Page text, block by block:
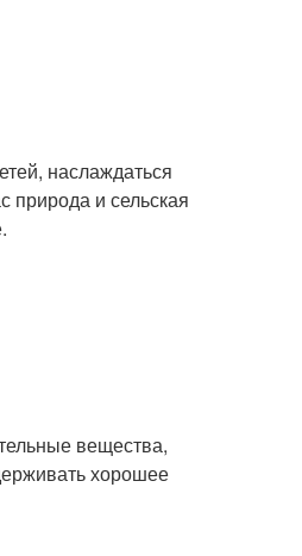
наслаждаться
природа и сельская
вещества,
хорошее